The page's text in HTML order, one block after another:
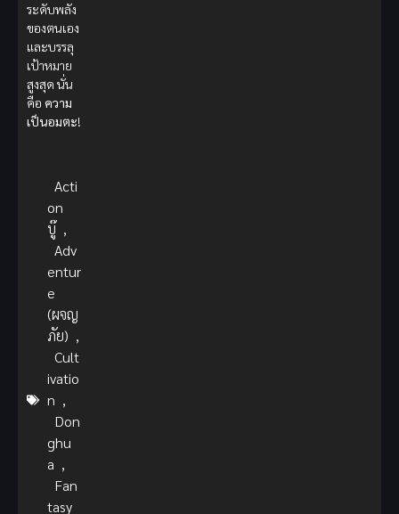
ระดับพลัง
ของตนเอง
และบรรลุ
เป้าหมาย
สูงสุด นั่น
คือ ความ
เป็นอมตะ!
Acti
on
บู๊ ,
Adv
entur
e
(ผจญ
ภัย) ,
Cult
ivatio
n ,
Don
ghu
a ,
Fan
tasy